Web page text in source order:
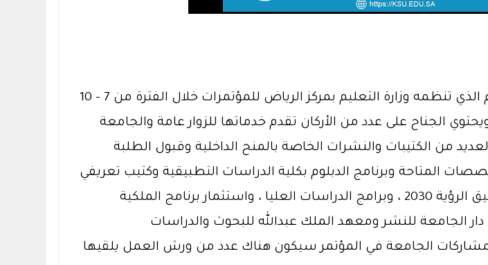
تشارك جامعة الملك سعود في المعرض والمؤتمر الدولي للتعليم الذي تنظمه وزارة التعليم بمركز الرياض للمؤتمرات خلال الفترة من 7 - 10
الجناح على عدد من الأركان تقدم خدماتها للزوار عامة والجامعة
من الكتيبات والنشرات الخاصة بالمنح الداخلية وقبول الطلبة
المتاحة وبرنامج الدبلوم بكلية الدراسات التطبيقية وكتيب تعريفي
بعمادة شؤون الطلاب. كما يحتوي على أركان الريادة والتميز ، وتحقيق الرؤية 2030 ، وبرامج الدراسات العليا ، واستثمار برنامج الملكية
الجامعة للنشر ومعهد الملك عبدالله للبحوث والدراسات
مشاركات الجامعة في المؤتمر سيكون هناك عدد من ورش العمل يلقيها